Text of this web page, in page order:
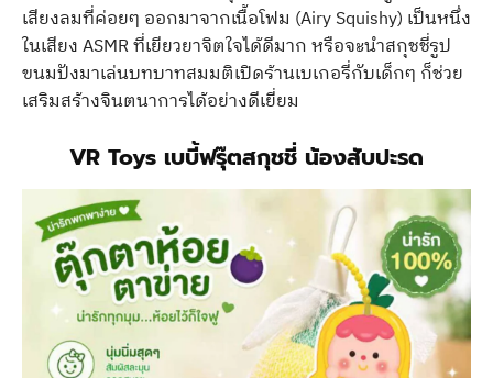
เสียงลมที่ค่อยๆ ออกมาจากเนื้อโฟม (Airy Squishy) เป็นหนึ่ง
ในเสียง ASMR ที่เยียวยาจิตใจได้ดีมาก หรือจะนำสกุชชี่รูป
ขนมปังมาเล่นบทบาทสมมติเปิดร้านเบเกอรี่กับเด็กๆ ก็ช่วย
เสริมสร้างจินตนาการได้อย่างดีเยี่ยม
VR Toys เบบี้ฟรุ๊ตสกุชชี่ น้องสับปะรด